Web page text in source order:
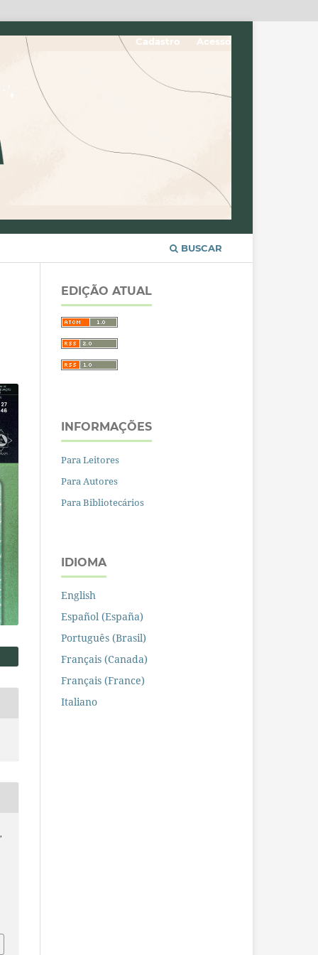
BUSCAR
Cadastro Acesso
EDIÇÃO ATUAL
INFORMAÇÕES
Para Leitores
Para Autores
Para Bibliotecários
IDIOMA
English
Español (España)
Português (Brasil)
Français (Canada)
Français (France)
Italiano